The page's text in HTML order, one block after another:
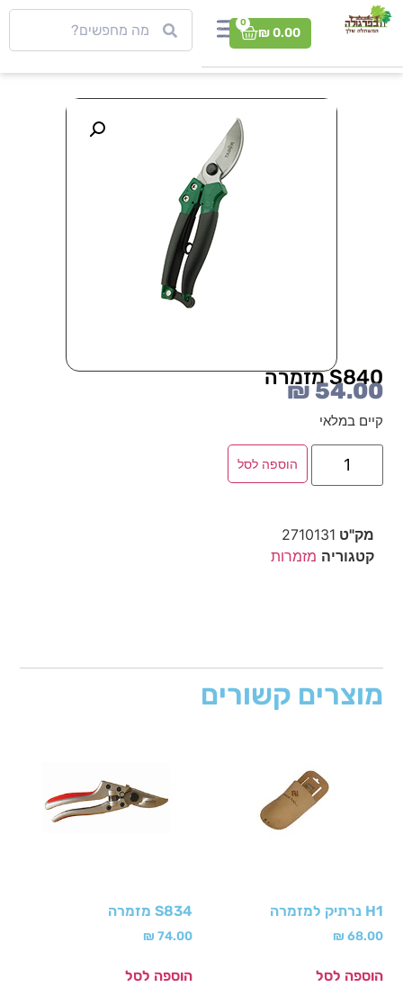
₪0.00
0
S840 מזמרה
₪54.00
קיים במלאי
הוספה לסל
מק"ט 2710131
קטגוריה מזמרות
מוצרים קשורים
H1 נרתיק למזמרה
₪ 68.00
הוספה לסל
S834 מזמרה
₪ 74.00
הוספה לסל